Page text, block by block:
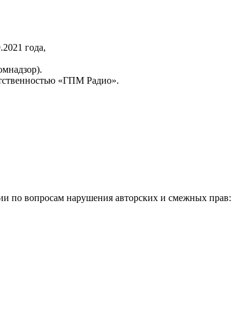
года,
«ГПМ Радио».
по вопросам нарушения авторских и смежных прав: